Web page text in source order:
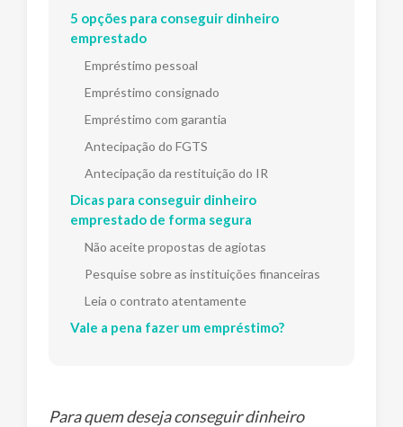
5 opções para conseguir dinheiro
emprestado
Empréstimo pessoal
Empréstimo consignado
Empréstimo com garantia
Antecipação do FGTS
Antecipação da restituição do IR
Dicas para conseguir dinheiro
emprestado de forma segura
Não aceite propostas de agiotas
Pesquise sobre as instituições financeiras
Leia o contrato atentamente
Vale a pena fazer um empréstimo?
Para quem deseja conseguir dinheiro